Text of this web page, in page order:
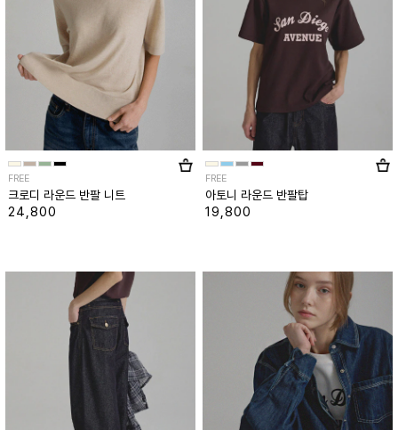
FREE
크로디 라운드 반팔 니트
24,800
FREE
아토니 라운드 반팔탑
19,800